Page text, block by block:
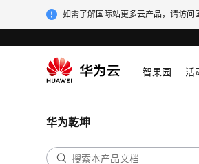
如需了解国际站更多云产品，请访问
智果园 活
华为乾坤